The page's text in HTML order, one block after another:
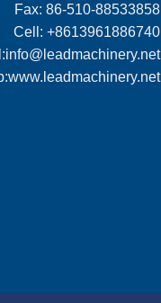
Fax: 86-510-88533858
Cell: +8613961886740
info@leadmachinery.net